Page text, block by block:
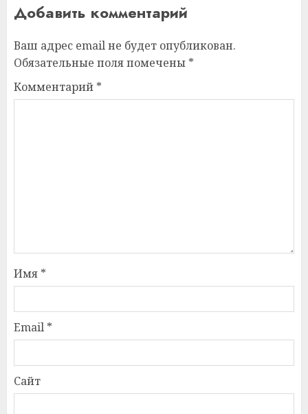
Добавить комментарий
Ваш адрес email не будет опубликован.
Обязательные поля помечены *
Комментарий *
Имя *
Email *
Сайт